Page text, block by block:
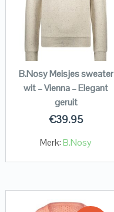
B.Nosy Meisjes sweater
wit – Vienna – Elegant
geruit
€39.95
Merk:B.Nosy